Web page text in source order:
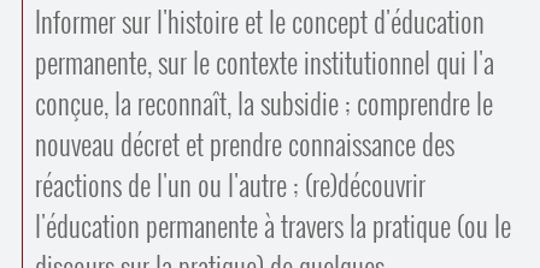
Informer sur l'histoire et le concept d'éducation
permanente, sur le contexte institutionnel qui l'a
conçue, la reconnaît, la subsidie ; comprendre le
nouveau décret et prendre connaissance des
réactions de l'un ou l'autre ; (re)découvrir
l'éducation permanente à travers la pratique (ou le